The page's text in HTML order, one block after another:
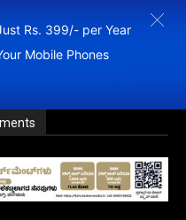
Rs. 399/- per Year
Mobile Phones